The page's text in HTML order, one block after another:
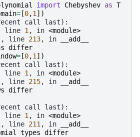
import Chebyshev as T
= [0,1 ])
recent call last):
line 1 , in <module>
, line 213, in
__add__
differ
= [0,1 ])
recent call last):
line 1 , in <module>
, line 215, in
__add__
differ
recent call last):
line 1 , in <module>
, line 211 , in
__add__
types differ